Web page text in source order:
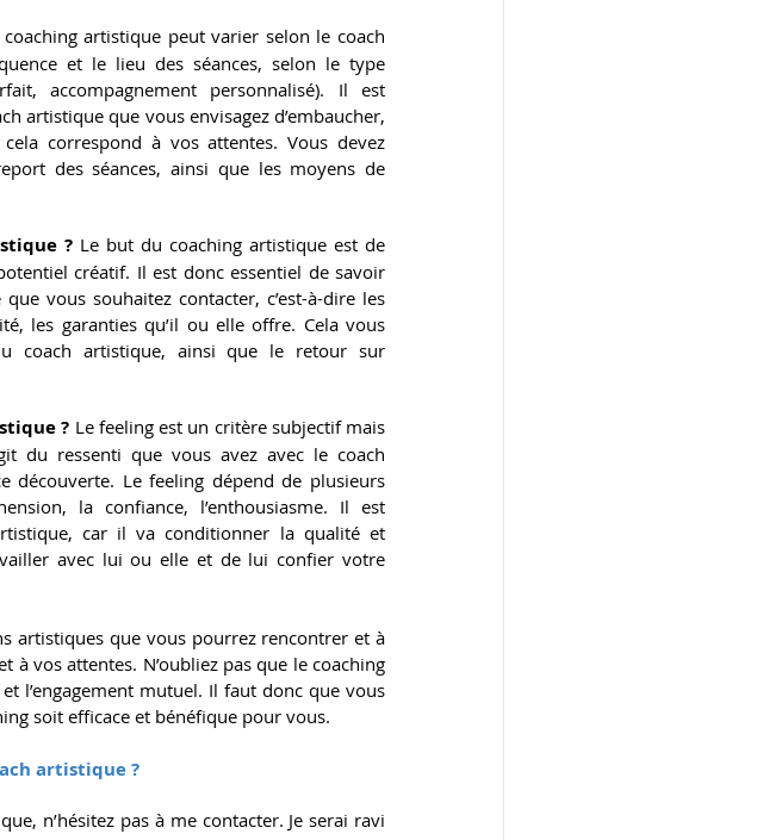
artistique peut varier selon le coach
et le lieu des séances, selon le type
accompagnement personnalisé). Il est
artistique que vous envisagez d’embaucher,
correspond à vos attentes. Vous devez
des séances, ainsi que les moyens de
? Le but du coaching artistique est de
créatif. Il est donc essentiel de savoir
vous souhaitez contacter, c’est-à-dire les
les garanties qu’il ou elle offre. Cela vous
coach artistique, ainsi que le retour sur
? Le feeling est un critère subjectif mais
du ressenti que vous avez avec le coach
découverte. Le feeling dépend de plusieurs
la confiance, l’enthousiasme. Il est
car il va conditionner la qualité et
avec lui ou elle et de lui confier votre
artistiques que vous pourrez rencontrer et à
vos attentes. N’oubliez pas que le coaching
l’engagement mutuel. Il faut donc que vous
soit efficace et bénéfique pour vous.
artistique ?
n’hésitez pas à me contacter. Je serai ravi